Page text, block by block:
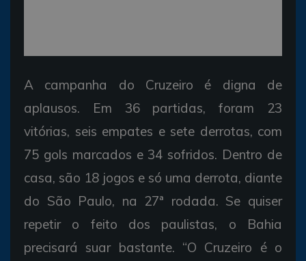
A campanha do Cruzeiro é digna de
aplausos. Em 36 partidas, foram 23
vitórias, seis empates e sete derrotas, com
75 gols marcados e 34 sofridos. Dentro de
casa, são 18 jogos e só uma derrota, diante
do São Paulo, na 27ª rodada. Se quiser
repetir o feito dos paulistas, o Bahia
precisará suar bastante. “O Cruzeiro é o